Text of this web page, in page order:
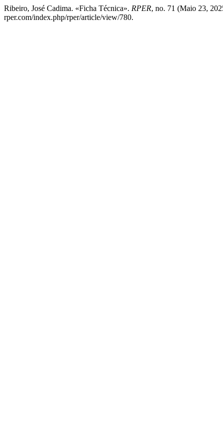
Ribeiro, José Cadima. «Ficha Técnica». RPER, no. 71 (Maio 23,
rper.com/index.php/rper/article/view/780.